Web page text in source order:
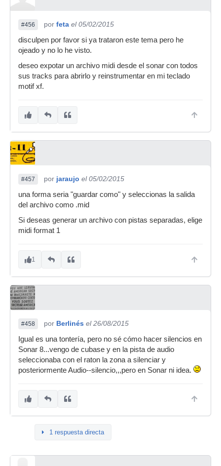
#456 por feta el 05/02/2015
disculpen por favor si ya trataron este tema pero he
ojeado y no lo he visto.
deseo expotar un archivo midi desde el sonar con todos
sus tracks para abrirlo y reinstrumentar en mi teclado
motif xf.
#457 por jaraujo el 05/02/2015
una forma seria "guardar como" y seleccionas la salida
del archivo como .mid
Si deseas generar un archivo con pistas separadas, elige
midi format 1
1
#458 por Berlinés el 26/08/2015
Igual es una tontería, pero no sé cómo hacer silencios en
Sonar 8...vengo de cubase y en la pista de audio
seleccionaba con el raton la zona a silenciar y
posteriormente Audio--silencio,,,pero en Sonar ni idea.
1 respuesta directa